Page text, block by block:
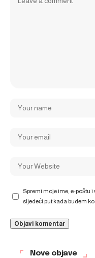
Spremi moje ime, e-poštu
sljedeći put kada budem
Nove objave